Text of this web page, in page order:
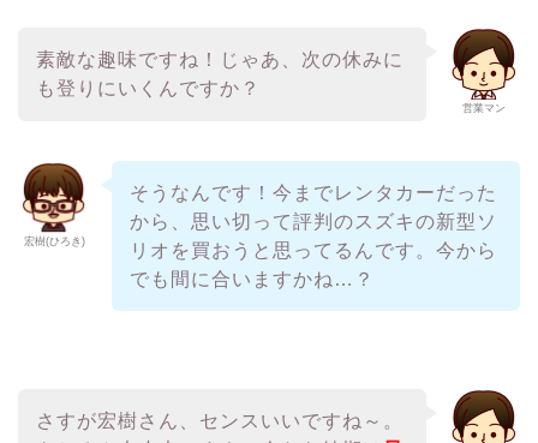
営業マン
素敵な趣味ですね！じゃあ、次の休みに
も登りにいくんですか？
宏樹(ひろき)
そうなんです！今までレンタカーだった
から、思い切って評判のスズキの新型ソ
リオを買おうと思ってるんです。今から
でも間に合いますかね…？
さすが宏樹さん、センスいいですね～。